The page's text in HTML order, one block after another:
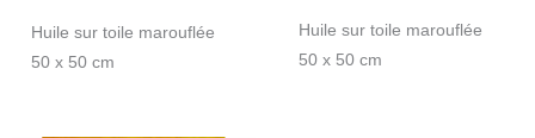
Huile sur toile marouflée
50 x 50 cm
Huile sur toile marouflée
50 x 50 cm